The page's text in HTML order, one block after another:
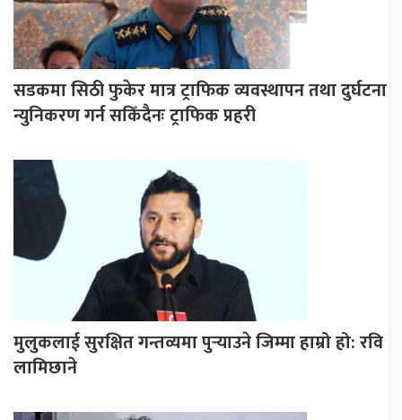
सडकमा सिठी फुकेर मात्र ट्राफिक व्यवस्थापन तथा दुर्घटना
न्युनिकरण गर्न सकिँदैनः ट्राफिक प्रहरी
मुलुकलाई सुरक्षित गन्तव्यमा पुर्‍याउने जिम्मा हाम्रो हो: रवि
लामिछाने